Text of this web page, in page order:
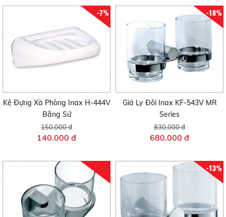
-7%
Kệ Đựng Xà Phòng Inax H-444V
Bằng Sứ
150.000 đ
140.000 đ
-18%
Giá Ly Đôi Inax KF-543V MR
Series
830.000 đ
680.000 đ
-13%